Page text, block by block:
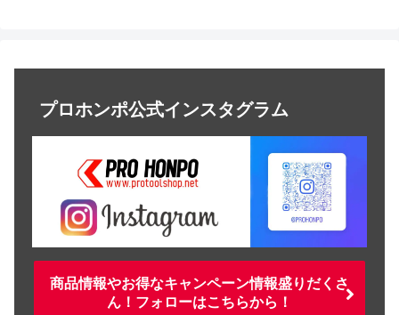
プロホンポ公式インスタグラム
商品情報やお得なキャンペーン情報盛りだくさ
ん！フォローはこちらから！